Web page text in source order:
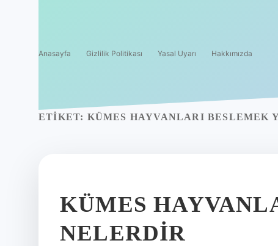
Anasayfa Gizlilik Politikası Yasal Uyarı Hakkımızda
ETIKET: KÜMES HAYVANLARI BESLEMEK
KÜMES
NELERDIR